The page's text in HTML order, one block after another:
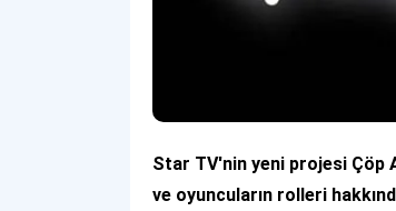
Star TV'nin yeni projesi Çöp
ve oyuncuların rolleri